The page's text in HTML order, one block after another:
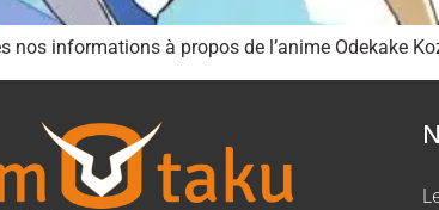
nos informations à propos de l’anime Odekake